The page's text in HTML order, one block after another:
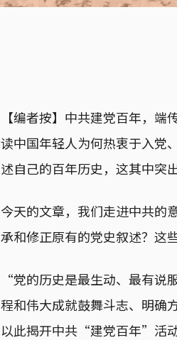
【编者按】中共建党百年，
读中国年轻人为何热衷于入党
述自己的百年历史，这其中突
今天的文章，我们走进中共的
承和修正原有的党史叙述？这
“党的历史是最生动、最有说
程和伟大成就鼓舞斗志、明确
以此揭开中共“建党百年”活动